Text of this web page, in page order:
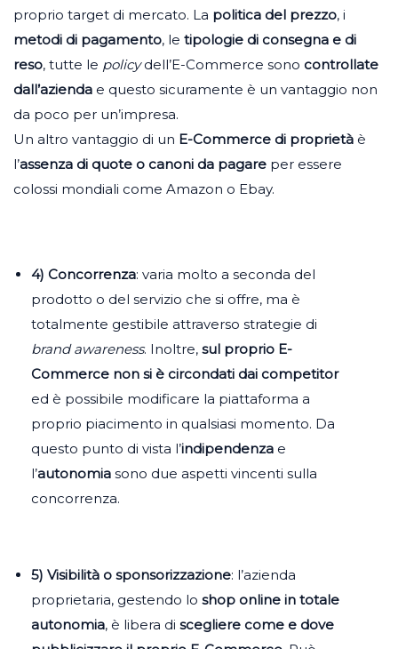
proprio target di mercato. La politica del prezzo, i
metodi di pagamento, le tipologie di consegna e di
reso, tutte le policydell’E-Commerce sono controllate
dall’azienda e questo sicuramente è un vantaggio non
da poco per un’impresa.
Un altro vantaggio di un E-Commerce di proprietà è
l’assenza di quote o canoni da pagare per essere
colossi mondiali come Amazon o Ebay.
4) Concorrenza: varia molto a seconda del
prodotto o del servizio che si offre, ma è
totalmente gestibile attraverso strategie di
brand awareness. Inoltre, sul proprio E-
Commerce non si è circondati dai competitor
ed è possibile modificare la piattaforma a
proprio piacimento in qualsiasi momento. Da
questo punto di vista l’indipendenza e
l’autonomia sono due aspetti vincenti sulla
concorrenza.
5) Visibilità o sponsorizzazione: l’azienda
proprietaria, gestendo lo shop online in totale
autonomia, è libera di scegliere come e dove